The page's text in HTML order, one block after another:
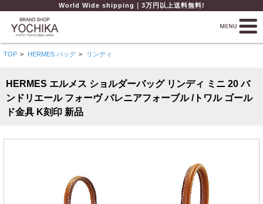
World Wide shipping｜3万円以上送料無料!
TOP > HERMES バッグ > リンディ
HERMES エルメス ショルダーバッグ リンディ ミニ 20 バ
ンドリエール フォーヴ バレニアフォーブル /トワル ゴール
ド金具 K刻印 新品